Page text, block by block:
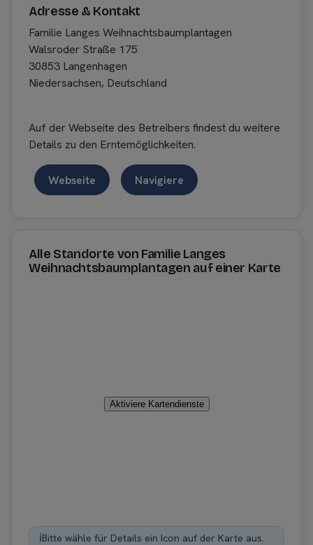
Adresse & Kontakt
Familie Langes Weihnachtsbaumplantagen
Walsroder Straße 175
30853 Langenhagen
Niedersachsen, Deutschland
Auf der Webseite des Betreibers findest du weitere
Details zu den Erntemöglichkeiten.
Webseite Navigiere
Alle Standorte von Familie Langes
Weihnachtsbaumplantagen auf einer Karte
Aktiviere Kartendienste
ℹ️Bitte wähle für Details ein Icon auf der Karte aus.